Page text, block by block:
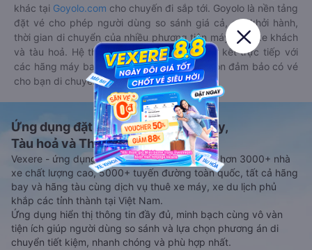
khác tại Goyolo.com cho chuyến đi sắp tới. Goyolo là nền tảng
đặt vé cho phép người dùng so sánh giá cả, giờ khởi hành,
thời gian di chuyển của nhiều phương tiện máy bay, xe khách
và tàu hoả. Hệ thống của Goyolo được liên kết trực tiếp với
các hãng máy bay, xe khách và tàu hoả, luôn đảm bảo có vé
cho bạn di chuyển.
Ứng dụng đặt vé Xe khách, Máy bay,
Tàu hoả và Thuê xe
Vexere - ứng dụng đặt vé đa phương tiện với hơn 3000+ nhà
xe chất lượng cao, 5000+ tuyến đường toàn quốc, tất cả hãng
bay và hãng tàu cùng dịch vụ thuê xe máy, xe du lịch phủ
khắp các tỉnh thành tại Việt Nam.
Ứng dụng hiển thị thông tin đầy đủ, minh bạch cùng vô vàn
tiện ích giúp người dùng so sánh và lựa chọn phương án di
chuyển tiết kiệm, nhanh chóng và phù hợp nhất.